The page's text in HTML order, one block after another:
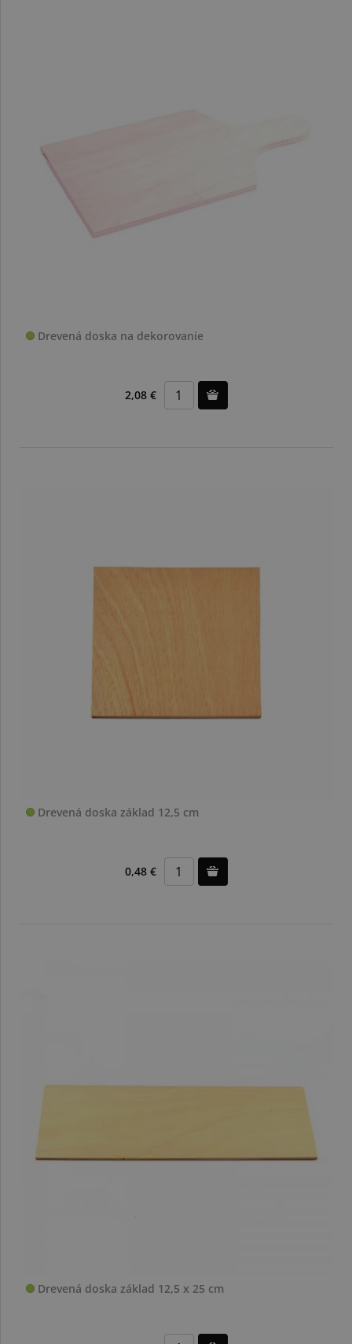
Drevená doska na dekorovanie
2,08 €
Drevená doska základ 12,5 cm
0,48 €
Drevená doska základ 12,5 x 25 cm